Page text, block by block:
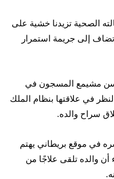
الصحية تزيدنا خشية على
إلى جريمة استمرار
مشيمع المسجون في
في علاقتها بنظام الملك
سراح والده.
موقع بريطاني يهتم
أن والده تلقى علاجًا من